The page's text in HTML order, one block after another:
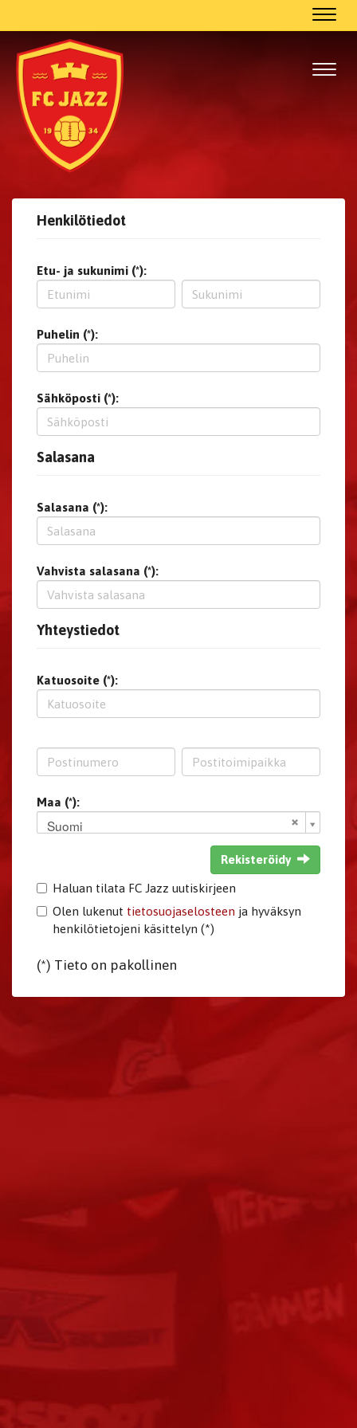
Henkilötiedot
Etu- ja sukunimi (*):
Puhelin (*):
Sähköposti (*):
Salasana
Salasana (*):
Vahvista salasana (*):
Yhteystiedot
Katuosoite (*):
Maa (*):
Suomi
Rekisteröidy
Haluan tilata FC Jazz uutiskirjeen
Olen lukenut tietosuojaselosteen ja hyväksyn
henkilötietojeni käsittelyn (*)
(*) Tieto on pakollinen